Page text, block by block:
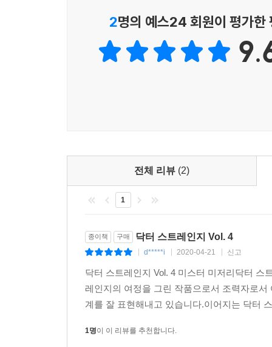
2명의 예스24 회원이 평가한
전체 리뷰 (2)
1
종이책 구매 닥터 스트레인지 Vol. 4
d*****i 2020-04-21 신고
닥터 스트레인지 Vol. 4 미스터 미저리닥터 스
레인지의 여정을 그린 작품으로서 조력자로
계를 잘 표현해내고 있습니다.이어지는 닥터
1명이 이 리뷰를 추천합니다.